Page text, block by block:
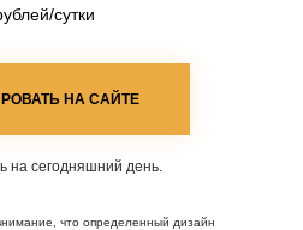
НА САЙТЕ
на сегодняшний день.
сутки
что определенный дизайн